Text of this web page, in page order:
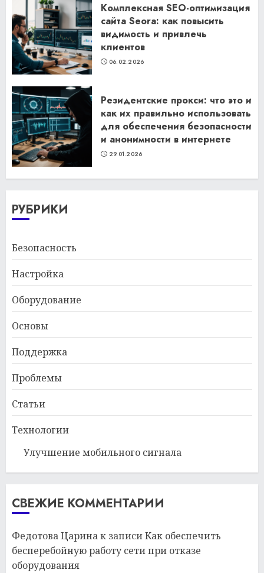
Комплексная SEO-оптимизация
сайта Seora: как повысить
видимость и привлечь
клиентов
06.02.2026
Резидентские прокси: что это и
как их правильно использовать
для обеспечения безопасности
и анонимности в интернете
29.01.2026
РУБРИКИ
Безопасность
Настройка
Оборудование
Основы
Поддержка
Проблемы
Статьи
Технологии
Улучшение мобильного сигнала
СВЕЖИЕ КОММЕНТАРИИ
Федотова Царинак записиКак обеспечить
бесперебойную работу сети при отказе
оборудования